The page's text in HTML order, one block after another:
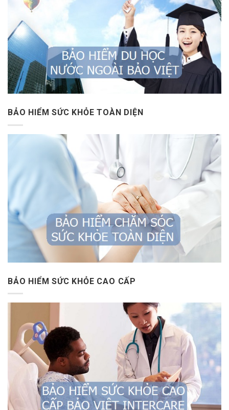
BẢO HIỂM SỨC KHỎE TOÀN DIỆN
BẢO HIỂM SỨC KHỎE CAO CẤP